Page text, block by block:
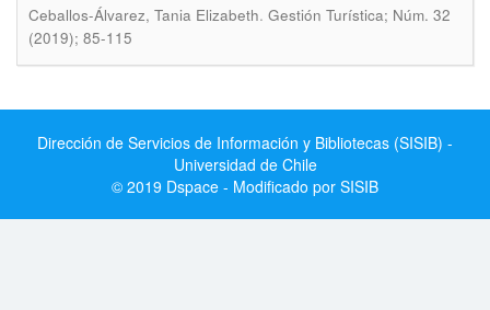
Ceballos-Álvarez, Tania Elizabeth. Gestión Turística; Núm. 32
(2019); 85-115
Dirección de Servicios de Información y Bibliotecas (SISIB) -
Universidad de Chile
© 2019 Dspace - Modificado por SISIB